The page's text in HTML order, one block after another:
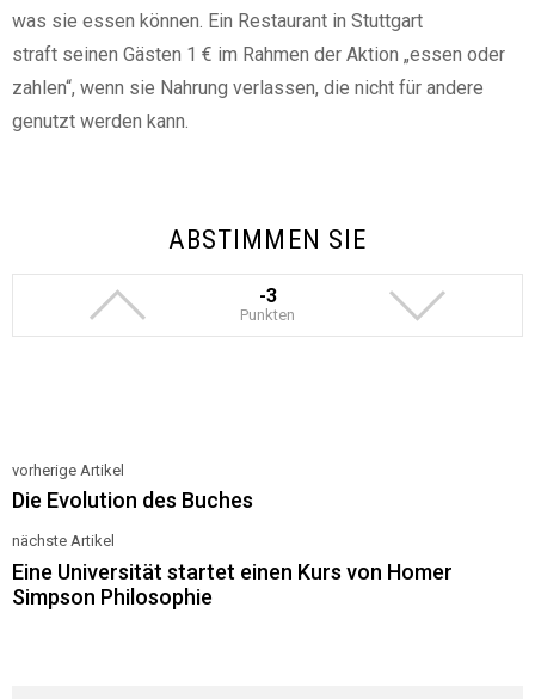
was sie essen können. Ein Restaurant in Stuttgart
straft seinen Gästen 1 € im Rahmen der Aktion „essen oder
zahlen“, wenn sie Nahrung verlassen, die nicht für andere
genutzt werden kann.
ABSTIMMEN SIE
-3
Punkten
See
more
vorherige Artikel
Die Evolution des Buches
nächste Artikel
Eine Universität startet einen Kurs von Homer
Simpson Philosophie